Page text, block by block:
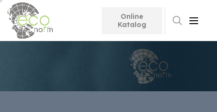
Online
Katalog
Search